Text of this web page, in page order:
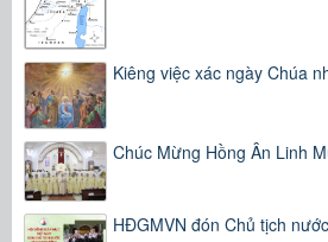
Kiêng việc xác ngày Chúa
Chúc Mừng Hồng Ân Linh
HĐGMVN đón Chủ tịch